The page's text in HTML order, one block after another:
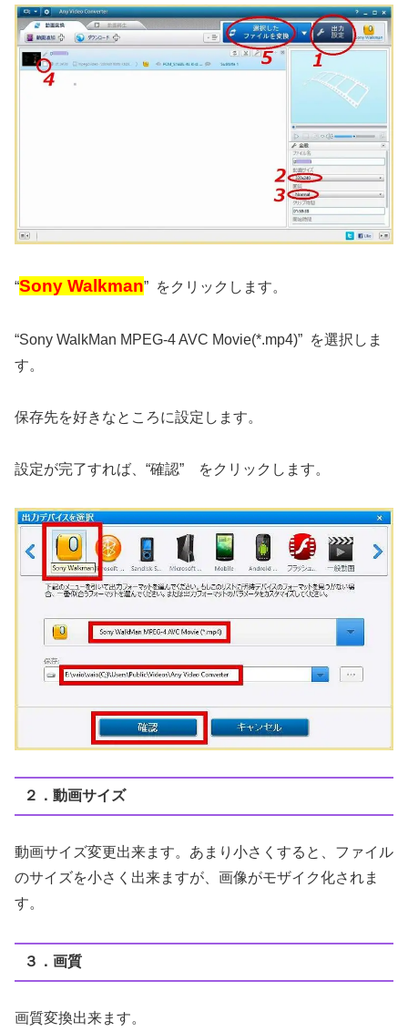
“Sony Walkman” をクリックします。
“Sony WalkMan MPEG-4 AVC Movie(*.mp4)” を選択しま
す。
保存先を好きなところに設定します。
設定が完了すれば、“確認” をクリックします。
２．動画サイズ
動画サイズ変更出来ます。あまり小さくすると、ファイル
のサイズを小さく出来ますが、画像がモザイク化されま
す。
３．画質
画質変換出来ます。